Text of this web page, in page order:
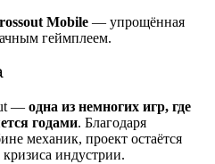
Mobile — упрощённая
геймплеем.
— одна из немногих игр, где
годами. Благодаря
механик, проект остаётся
индустрии.